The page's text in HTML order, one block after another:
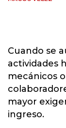
Cuando se
actividades
mecánicos
mayor
ingreso.